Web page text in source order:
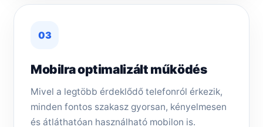
03
Mobilra optimalizált működés
Mivel a legtöbb érdeklődő telefonról érkezik,
minden fontos szakasz gyorsan, kényelmesen
és átláthatóan használható mobilon is.